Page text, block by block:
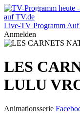
Live-TV Programm Auf
Anmelden
LES
LULU
Animationsserie